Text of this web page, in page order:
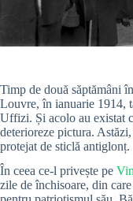
Timp de două săptămâni
Louvre, în ianuarie 1914,
Uffizi. Și acolo au existat
deterioreze pictura.
protejat de sticlă antiglonț.
În ceea ce-l privește pe
zile de închisoare, din